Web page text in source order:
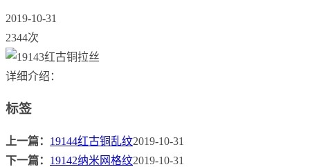
2019-10-31
2344次
详细介绍：
标签
上一篇： 19144红古铜乱纹2019-10-31
下一篇： 19142纳米网格纹2019-10-31